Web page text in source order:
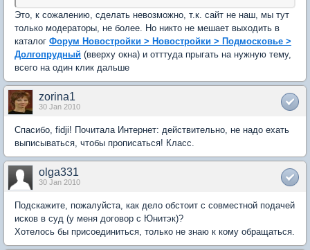
Это, к сожалению, сделать невозможно, т.к. сайт не наш, мы тут
только модераторы, не более. Но никто не мешает выходить в
каталог Форум Новостройки > Новостройки > Подмосковье >
Долгопрудный (вверху окна) и отттуда прыгать на нужную тему,
всего на один клик дальше
zorina1
30 Jan 2010
Спасибо, fidji! Почитала Интернет: действительно, не надо ехать
выписываться, чтобы прописаться! Класс.
olga331
30 Jan 2010
Подскажите, пожалуйста, как дело обстоит с совместной подачей
исков в суд (у меня договор с Юнитэк)?
Хотелось бы присоединиться, только не знаю к кому обращаться.